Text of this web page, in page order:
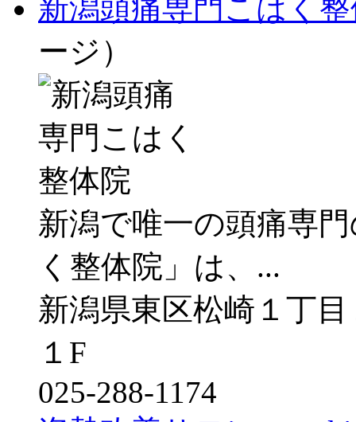
新潟頭痛専門こはく
ージ）
新潟で唯一の頭痛専
く整体院」は、...
新潟県東区松崎１丁
１F
025-288-1174